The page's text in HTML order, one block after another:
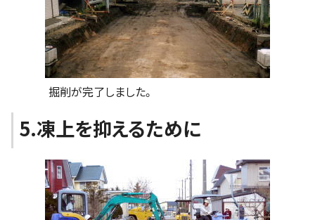
掘削が完了しました。
5.凍上を抑えるために